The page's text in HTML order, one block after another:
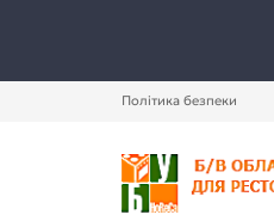
Політика безпеки